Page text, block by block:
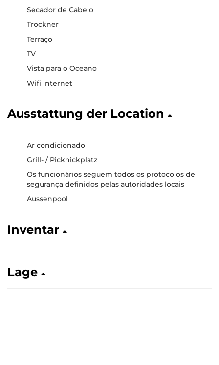
Secador de Cabelo
Trockner
Terraço
TV
Vista para o Oceano
Wifi Internet
Ausstattung der Location
Ar condicionado
Grill- / Picknickplatz
Os funcionários seguem todos os protocolos de
segurança definidos pelas autoridades locais
Aussenpool
Inventar
Lage